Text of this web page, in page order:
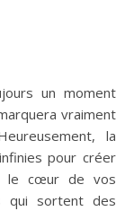
vraiment
la
pour créer
le cœur de vos
qui sortent des